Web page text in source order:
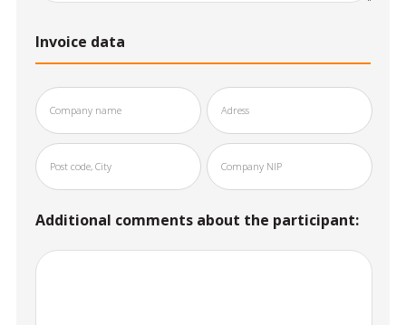
Invoice data
Additional comments about the participant: